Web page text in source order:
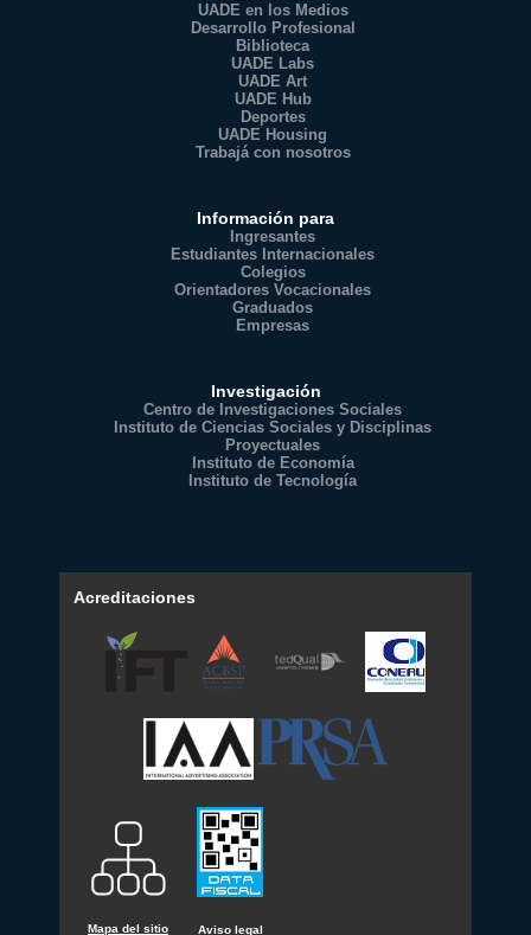
UADE en los Medios
Desarrollo Profesional
Biblioteca
UADE Labs
UADE Art
UADE Hub
Deportes
UADE Housing
Trabajá con nosotros
Información para
Ingresantes
Estudiantes Internacionales
Colegios
Orientadores Vocacionales
Graduados
Empresas
Investigación
Centro de Investigaciones Sociales
Instituto de Ciencias Sociales y Disciplinas
Proyectuales
Instituto de Economía
Instituto de Tecnología
Acreditaciones
Mapa del sitio Aviso legal